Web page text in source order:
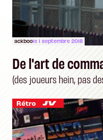
ackboole 1 septembre 2018
De l'art de
(des joueurs hein, pas
Rétro